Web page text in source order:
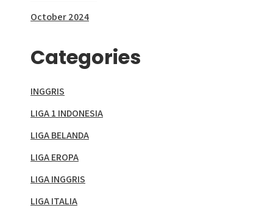
October 2024
Categories
INGGRIS
LIGA 1 INDONESIA
LIGA BELANDA
LIGA EROPA
LIGA INGGRIS
LIGA ITALIA